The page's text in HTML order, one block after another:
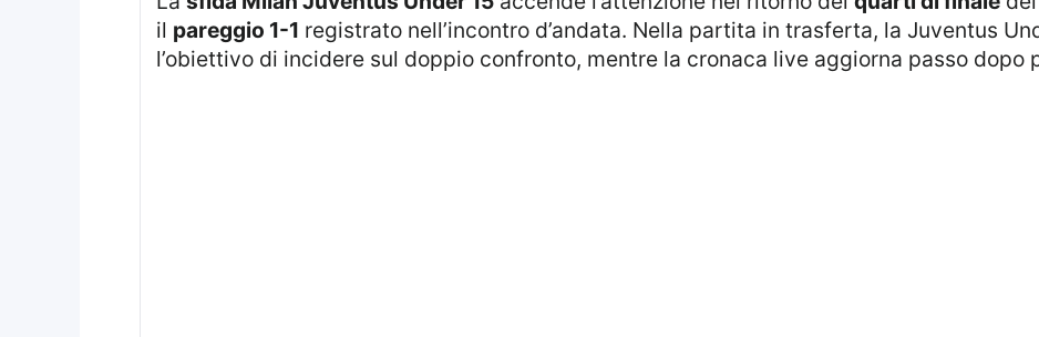
il pareggio 1-1 registrato nell’incontro d’andata. Nella partita in trasferta, la Juventus
l’obiettivo di incidere sul doppio confronto, mentre la cronaca live aggiorna passo dopo